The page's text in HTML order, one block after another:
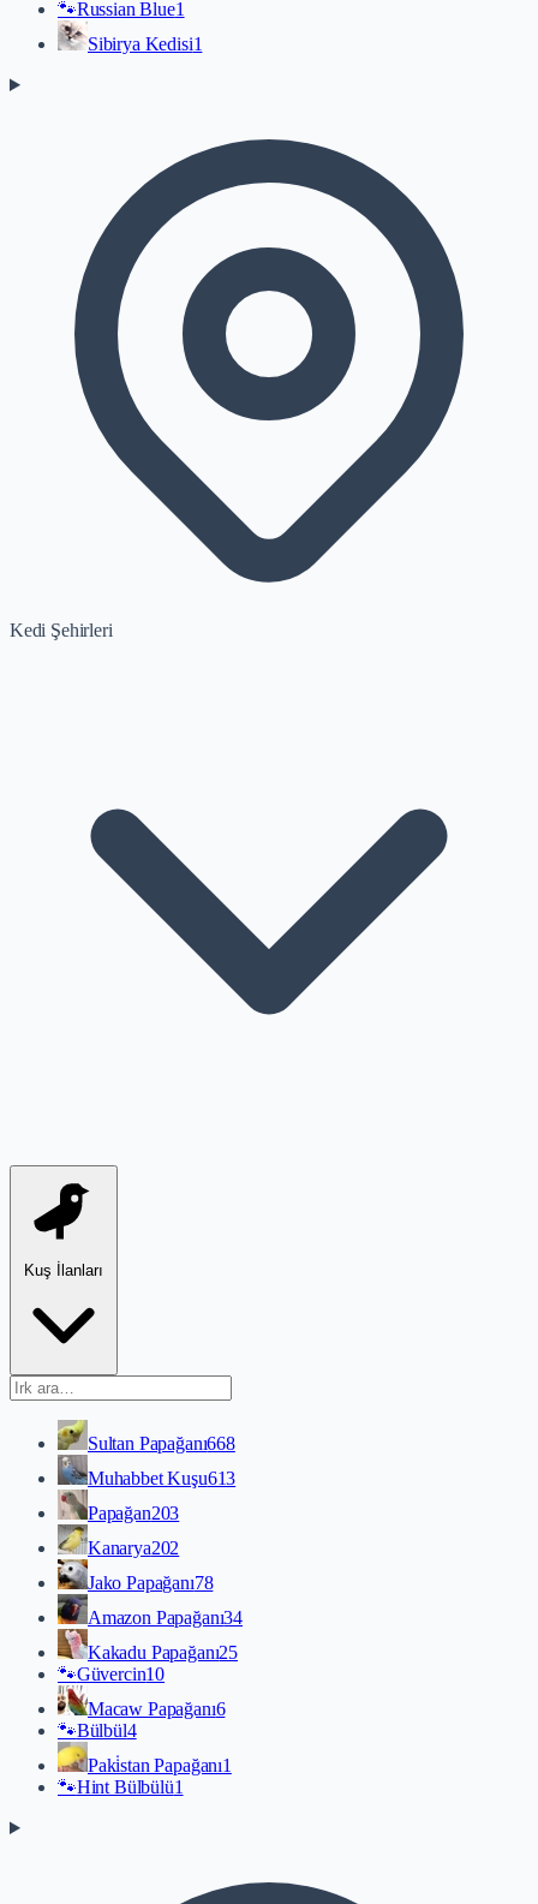
🐾Russian Blue1
Sibirya Kedisi1
Kedi Şehirleri
Kuş İlanları
Sultan Papağanı668
Muhabbet Kuşu613
Papağan203
Kanarya202
Jako Papağanı78
Amazon Papağanı34
Kakadu Papağanı25
🐾Güvercin10
Macaw Papağanı6
🐾Bülbül4
Paki̇stan Papağanı1
🐾Hint Bülbülü1